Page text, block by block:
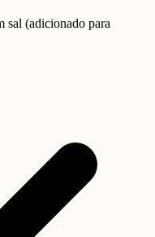
sal (adicionado para